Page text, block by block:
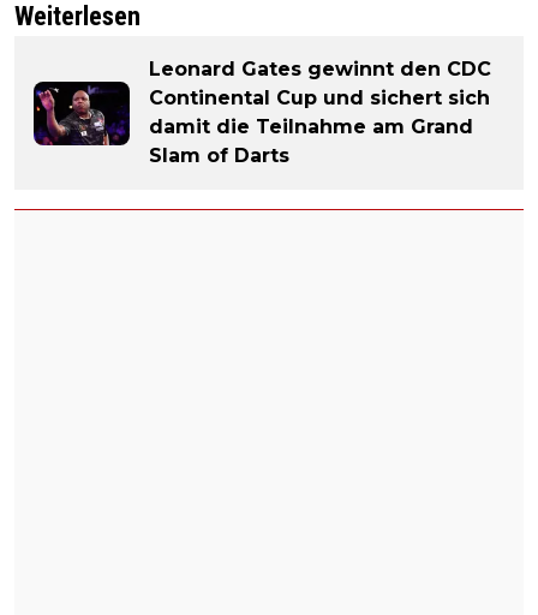
Weiterlesen
Leonard Gates gewinnt den CDC
Continental Cup und sichert sich
damit die Teilnahme am Grand
Slam of Darts